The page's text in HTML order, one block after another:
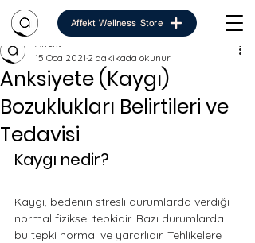
Affekt Wellness Store
Anksiyete (Kaygı)
Bozuklukları Belirtileri ve
Tedavisi
Affekt
15 Oca 2021 2 dakikada okunur
Kaygı nedir?
Kaygı, bedenin stresli durumlarda verdiği
normal fiziksel tepkidir. Bazı durumlarda
bu tepki normal ve yararlıdır. Tehlikelere